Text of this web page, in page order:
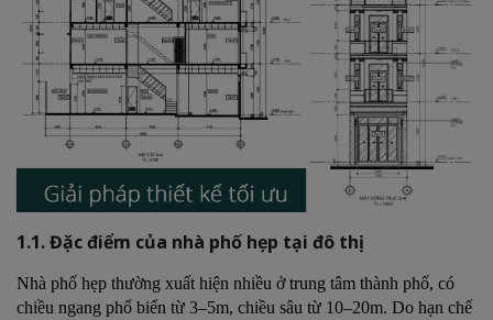
không gian nhỏ
5. Lựa chọn nội thất thông minh
6. Một số xu hướng thiết kế nhà phố hẹp hiện nay
6.1. Nhà phố lệch tầng
6.2. Nhà phố kết hợp không gian kinh doanh
6.3. Nhà phố xanh – thân thiện môi trường
7. Sai lầm thường gặp khi xây dựng nhà phố hẹp
7.1. Thiết kế quá cầu kỳ, nhiều chi tiết
7.2. Không tính toán trước công năng sử dụng
7.3. Bỏ qua yếu tố phong thủy và thông thoáng
8. Giải pháp từ Đức Tín Construction
1.1. Đặc điểm của nhà phố hẹp tại đô thị
Nhà phố hẹp thường xuất hiện nhiều ở trung tâm thành phố, có
chiều ngang phổ biến từ 3–5m, chiều sâu từ 10–20m. Do hạn chế